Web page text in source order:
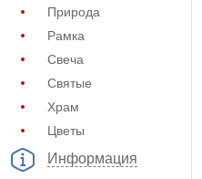
Природа
Рамка
Свеча
Святые
Храм
Цветы
Информация